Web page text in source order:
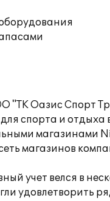
"ТК Оазис Спорт
спорта и отдыха
магазинами
магазинов
учет велся в
удовлетворить